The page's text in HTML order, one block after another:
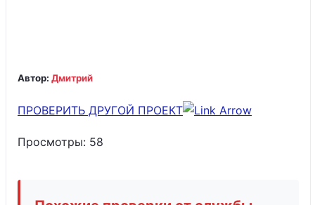
Автор: Дмитрий
ПРОВЕРИТЬ ДРУГОЙ ПРОЕКТ
Просмотры: 58